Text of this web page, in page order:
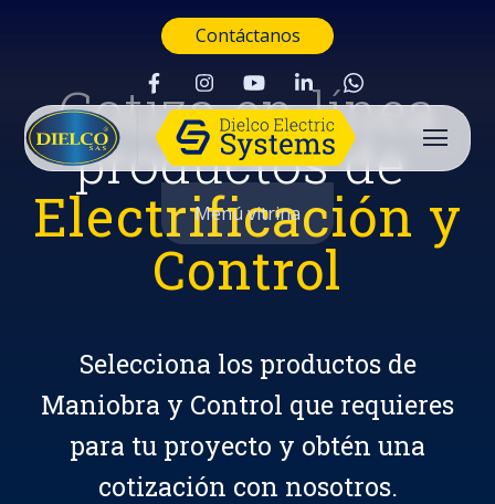
Contáctanos
Menú vitrina
Cotiza en línea
productos de
Electrificación y
Control
Selecciona los productos de
Maniobra y Control que requieres
para tu proyecto y obtén una
cotización con nosotros.